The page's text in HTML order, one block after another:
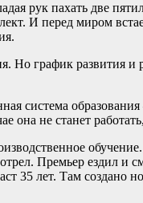
рук пахать две
И перед миром
Но график развития
система
не станет
Премьер ездил
35 лет. Там создано